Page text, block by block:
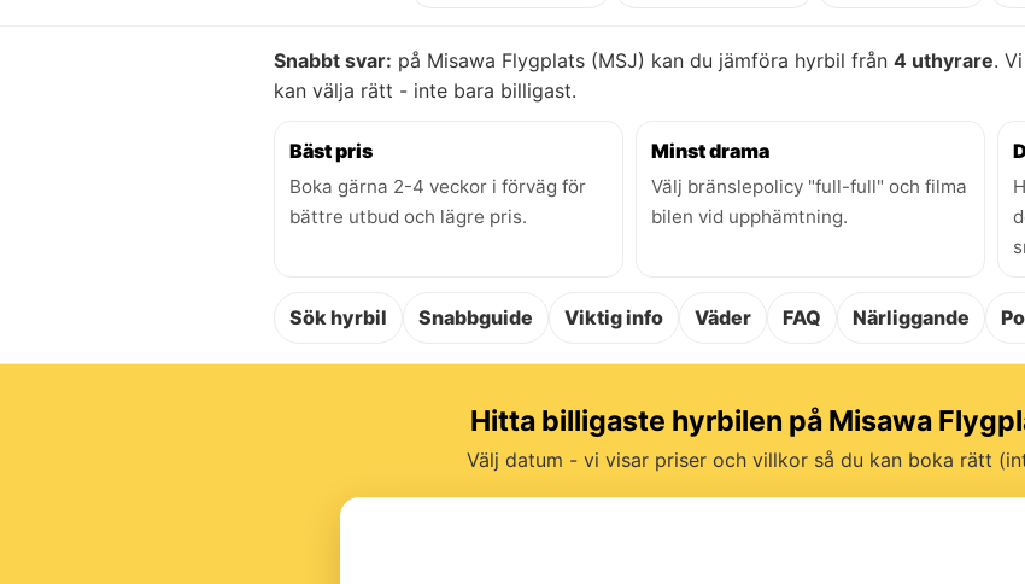
Snabbt svar: på Misawa Flygplats (MSJ) kan du jämföra hyrbil från 4 uthyrare.
kan välja rätt - inte bara billigast.
Bäst pris
Boka gärna 2-4 veckor i förväg för
bättre utbud och lägre pris.
Minst drama
Välj bränslepolicy "full-full" och filma
bilen vid upphämtning.
Sök hyrbil Snabbguide Viktig info Väder FAQ Närliggande
Hitta billigaste hyrbilen på Misawa
Välj datum - vi visar priser och villkor så du kan boka rätt